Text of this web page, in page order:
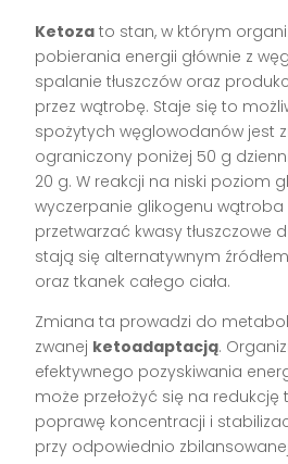
Ketoza to stan, w którym
pobierania energii głównie z
spalanie tłuszczów oraz
przez wątrobę. Staje się to
spożytych węglowodanów jest
ograniczony poniżej 50 g
20 g. W reakcji na niski poziom
wyczerpanie glikogenu wątroba
przetwarzać kwasy tłuszczowe
stają się alternatywnym
oraz tkanek całego ciała.
Zmiana ta prowadzi do
zwanej ketoadaptacją.
efektywnego pozyskiwania
może przełożyć się na redukcję
poprawę koncentracji i
przy odpowiednio